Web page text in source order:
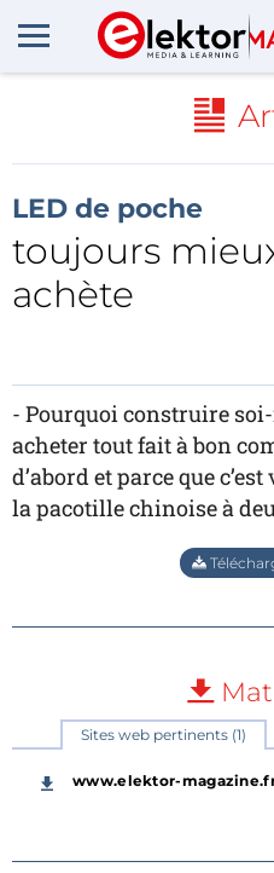
LED de poche
toujours
achète
- Pourquoi construire soi-
acheter tout fait à bon
d’abord et parce que
la pacotille chinoise à
Sites web pertinents (1)
www.elektor-